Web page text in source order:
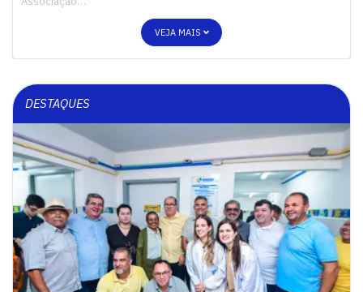
VEJA MAIS
DESTAQUES